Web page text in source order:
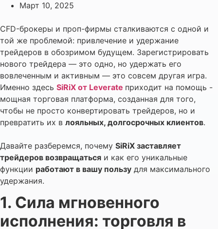
Март 10, 2025
CFD-брокеры и проп-фирмы сталкиваются с одной и
той же проблемой: привлечение и удержание
трейдеров в обозримом будущем. Зарегистрировать
нового трейдера — это одно, но удержать его
вовлеченным и активным — это совсем другая игра.
Именно здесь SiRiX от Leverate приходит на помощь -
мощная торговая платформа, созданная для того,
чтобы не просто конвертировать трейдеров, но и
превратить их в лояльных, долгосрочных клиентов.
Давайте разберемся, почему SiRiX заставляет
трейдеров возвращаться и как его уникальные
функции работают в вашу пользу для максимального
удержания.
1. Сила мгновенного
исполнения: торговля в